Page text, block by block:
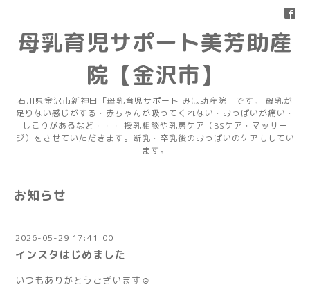
母乳育児サポート美芳助産
院【金沢市】
石川県金沢市新神田「母乳育児サポート みほ助産院」です。 母乳が
足りない感じがする・赤ちゃんが吸ってくれない・おっぱいが痛い・
しこりがあるなど・・・ 授乳相談や乳房ケア（BSケア・マッサー
ジ）をさせていただきます。断乳・卒乳後のおっぱいのケアもしてい
ます。
お知らせ
2026-05-29 17:41:00
インスタはじめました
いつもありがとうございます☺️